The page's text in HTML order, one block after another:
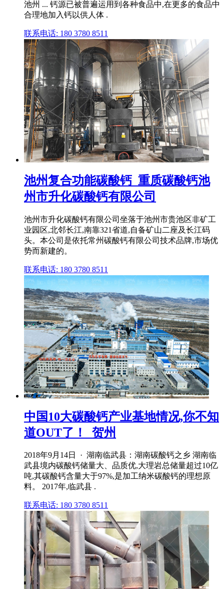
池州 ... 钙源已被普遍运用到各种食品中,在更多的食品中
合理地加入钙以供人体 .
联系电话: 180 3780 8511
池州复合功能碳酸钙_重质碳酸钙池
州市升化碳酸钙有限公司
池州市升化碳酸钙有限公司坐落于池州市贵池区非矿工
业园区,北邻长江,南靠321省道,自备矿山二座及长江码
头。本公司是依托常州碳酸钙有限公司技术品牌,市场优
势而新建的。
联系电话: 180 3780 8511
中国10大碳酸钙产业基地情况,你不知
道OUT了！_贺州
2018年9月14日 · 湖南临武县：湖南碳酸钙之乡 湖南临
武县境内碳酸钙储量大、品质优,大理岩总储量超过10亿
吨,其碳酸钙含量大于97%,是加工纳米碳酸钙的理想原
料。 2017年,临武县 .
联系电话: 180 3780 8511